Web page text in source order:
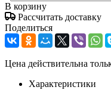
В корзину
Рассчитать доставку
Поделиться
Цена действительна
Характеристики